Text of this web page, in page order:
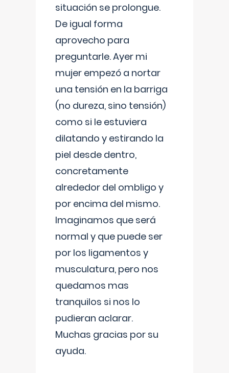
situación se prolongue.
De igual forma
aprovecho para
preguntarle. Ayer mi
mujer empezó a nortar
una tensión en la barriga
(no dureza, sino tensión)
como si le estuviera
dilatando y estirando la
piel desde dentro,
concretamente
alrededor del ombligo y
por encima del mismo.
Imaginamos que será
normal y que puede ser
por los ligamentos y
musculatura, pero nos
quedamos mas
tranquilos si nos lo
pudieran aclarar.
Muchas gracias por su
ayuda.